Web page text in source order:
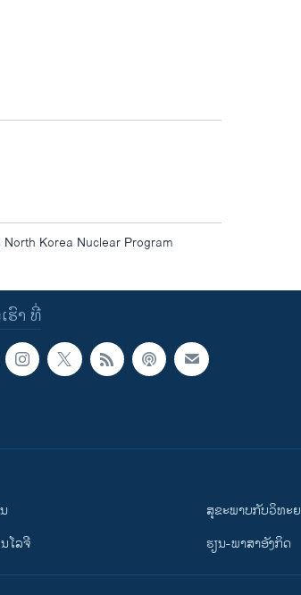
Korea Nuclear Program
ຮົາ ທີ່
ໂລຈີ
ສຸຂະພາບກັບວິທະ
ຮຽນ-ພາສາອັງກິດ